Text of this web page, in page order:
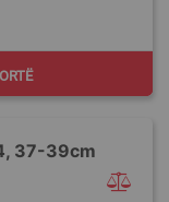
37-39cm